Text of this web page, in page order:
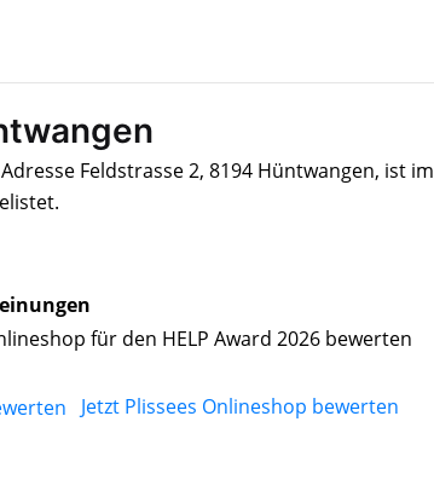
Feldstrasse 2, 8194 Hüntwangen, ist im
für den HELP Award 2026 bewerten
Jetzt Plissees Onlineshop bewerten